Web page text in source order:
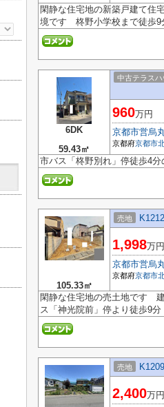
閑静な住宅地の新築戸建て
境です 柊野小学校まで徒歩9
6DK
59.43㎡
中古テラスハ
960万円
京都市営烏
京都府京都市
市バス「柊野別れ」停徒歩4
105.33㎡
売地
1,998万円
京都市営烏
京都府京都市
閑静な住宅地の売土地です
ス「神光院前」停より徒歩9
売地
2,400万円